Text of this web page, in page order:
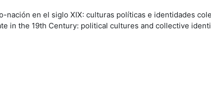
nación en el siglo XIX: culturas políticas e identidades
in the 19th Century: political cultures and collective